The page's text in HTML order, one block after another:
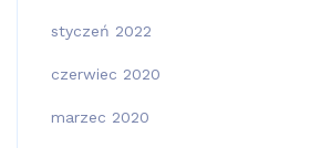
styczeń 2022
czerwiec 2020
marzec 2020